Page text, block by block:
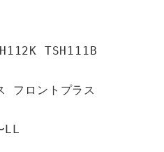
TSH111B
フロントプラス
LL